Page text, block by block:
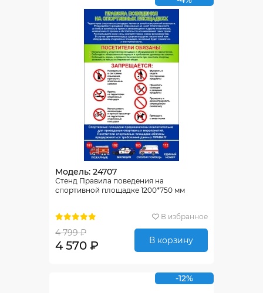
Модель: 24707
Стенд Правила поведения на
спортивной площадке 1200*750 мм
В избранное
4 799 ₽
4 570 ₽ В корзину
-12%